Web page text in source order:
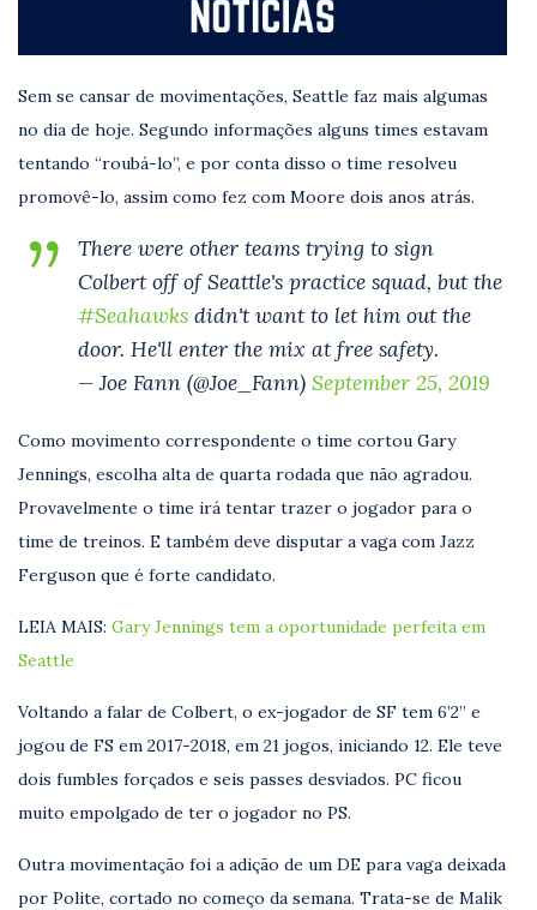
Sem se cansar de movimentações, Seattle faz mais algumas
no dia de hoje. Segundo informações alguns times estavam
tentando “roubá-lo”, e por conta disso o time resolveu
promovê-lo, assim como fez com Moore dois anos atrás.
There were other teams trying to sign
Colbert off of Seattle's practice squad, but the
#Seahawks didn't want to let him out the
door. He'll enter the mix at free safety.
— Joe Fann (@Joe_Fann) September 25, 2019
Como movimento correspondente o time cortou Gary
Jennings, escolha alta de quarta rodada que não agradou.
Provavelmente o time irá tentar trazer o jogador para o
time de treinos. E também deve disputar a vaga com Jazz
Ferguson que é forte candidato.
LEIA MAIS: Gary Jennings tem a oportunidade perfeita em
Seattle
Voltando a falar de Colbert, o ex-jogador de SF tem 6’2” e
jogou de FS em 2017-2018, em 21 jogos, iniciando 12. Ele teve
dois fumbles forçados e seis passes desviados. PC ficou
muito empolgado de ter o jogador no PS.
Outra movimentação foi a adição de um DE para vaga deixada
por Polite, cortado no começo da semana. Trata-se de Malik